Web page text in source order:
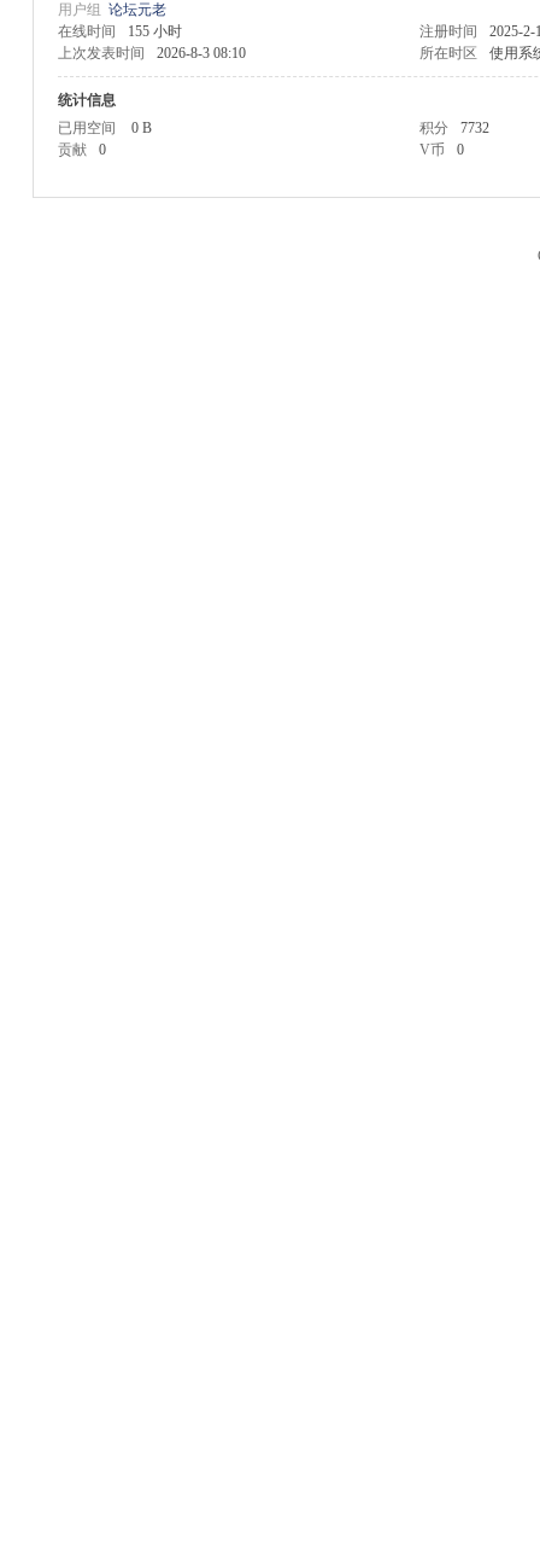
用户组 论坛元老
在线时间
155 小时 注册时间
2025-2-
上次发表时间
2026-8-3 08:10 所在时区 使用系
统计信息
已用空间
0 B 积分
7732
贡献
0 V币 0